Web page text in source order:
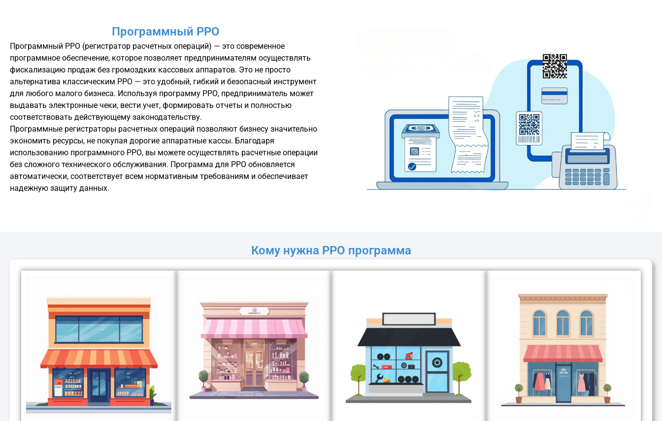
Программный РРО
Программный РРО (регистратор расчетных операций) — это современное
программное обеспечение, которое позволяет предпринимателям осуществлять
фискализацию продаж без громоздких кассовых аппаратов. Это не просто
альтернатива классическим РРО — это удобный, гибкий и безопасный инструмент
для любого малого бизнеса. Используя программу РРО, предприниматель может
выдавать электронные чеки, вести учет, формировать отчеты и полностью
соответствовать действующему законодательству.
Программные регистраторы расчетных операций позволяют бизнесу значительно
экономить ресурсы, не покупая дорогие аппаратные кассы. Благодаря
использованию программного РРО, вы можете осуществлять расчетные операции
без сложного технического обслуживания. Программа для РРО обновляется
автоматически, соответствует всем нормативным требованиям и обеспечивает
надежную защиту данных.
Кому нужна РРО программа